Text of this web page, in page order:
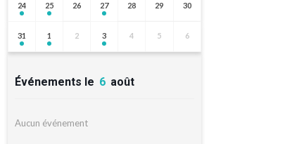
24 25 26 27 28 29 30
31 1 2 3 4 5 6
Événements le 6 août
Aucun événement